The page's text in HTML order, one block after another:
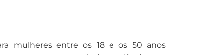
mulheres entre os 18 e os 50 anos